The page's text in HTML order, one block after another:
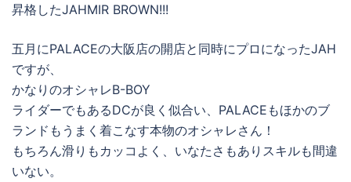
昇格したJAHMIR BROWN!!!
五月にPALACEの大阪店の開店と同時にプロになったJAH
ですが、
かなりのオシャレB-BOY
ライダーでもあるDCが良く似合い、PALACEもほかのブ
ランドもうまく着こなす本物のオシャレさん！
もちろん滑りもカッコよく、いなたさもありスキルも間違
いない。